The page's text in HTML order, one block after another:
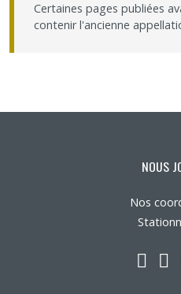
Partageons nos savoirs
Certaines pages publiées
contenir l'ancienne
NOUS
Nos